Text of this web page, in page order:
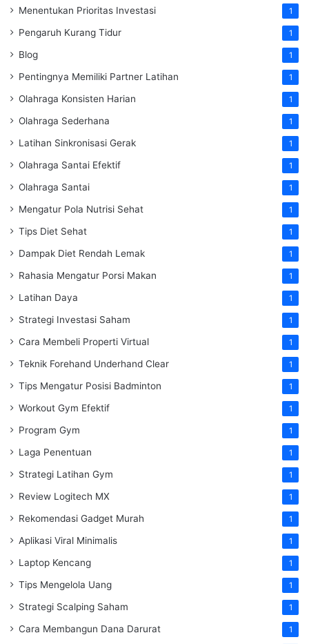
Menentukan Prioritas Investasi 1
Pengaruh Kurang Tidur 1
Blog 1
Pentingnya Memiliki Partner Latihan 1
Olahraga Konsisten Harian 1
Olahraga Sederhana 1
Latihan Sinkronisasi Gerak 1
Olahraga Santai Efektif 1
Olahraga Santai 1
Mengatur Pola Nutrisi Sehat 1
Tips Diet Sehat 1
Dampak Diet Rendah Lemak 1
Rahasia Mengatur Porsi Makan 1
Latihan Daya 1
Strategi Investasi Saham 1
Cara Membeli Properti Virtual 1
Teknik Forehand Underhand Clear 1
Tips Mengatur Posisi Badminton 1
Workout Gym Efektif 1
Program Gym 1
Laga Penentuan 1
Strategi Latihan Gym 1
Review Logitech MX 1
Rekomendasi Gadget Murah 1
Aplikasi Viral Minimalis 1
Laptop Kencang 1
Tips Mengelola Uang 1
Strategi Scalping Saham 1
Cara Membangun Dana Darurat 1